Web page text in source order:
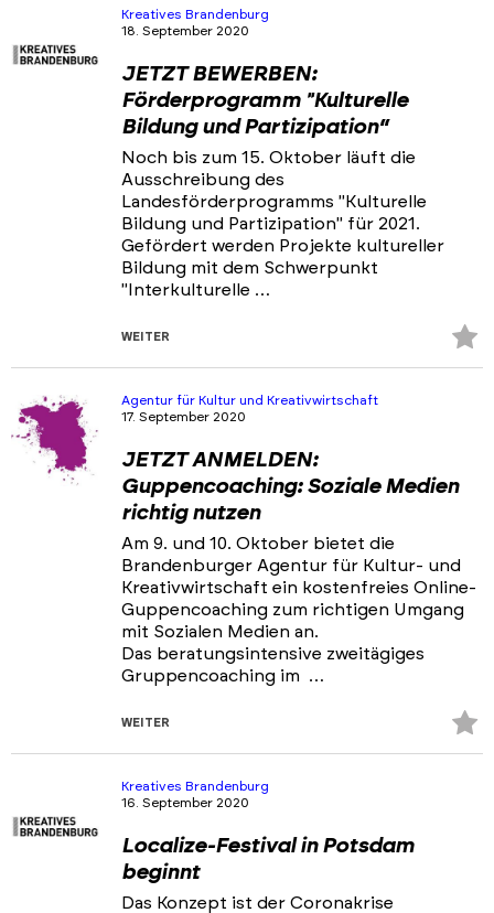
Kreatives Brandenburg
18. September 2020
JETZT BEWERBEN:
Förderprogramm "Kulturelle
Bildung und Partizipation“
Noch bis zum 15. Oktober läuft die
Ausschreibung des
Landesförderprogramms "Kulturelle
Bildung und Partizipation" für 2021.
Gefördert werden Projekte kultureller
Bildung mit dem Schwerpunkt
"Interkulturelle …
WEITER
Agentur für Kultur und Kreativwirtschaft
17. September 2020
JETZT ANMELDEN:
Guppencoaching: Soziale Medien
richtig nutzen
Am 9. und 10. Oktober bietet die
Brandenburger Agentur für Kultur- und
Kreativwirtschaft ein kostenfreies Online-
Guppencoaching zum richtigen Umgang
mit Sozialen Medien an.
Das beratungsintensive zweitägiges
Gruppencoaching im …
WEITER
Kreatives Brandenburg
16. September 2020
Localize-Festival in Potsdam
beginnt
Das Konzept ist der Coronakrise